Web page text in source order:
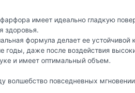
имеет идеально гладкую
здоровья.
формула делает ее устойчивой
годы, даже после воздействия
и имеет оптимальный объем.
волшебство повседневных